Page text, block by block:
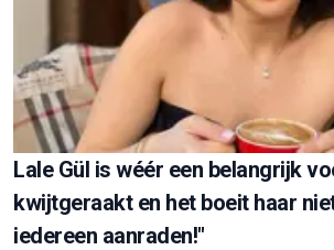
Lale Gül is wéér een belangrijk
kwijtgeraakt en het boeit haar
iedereen aanraden!"